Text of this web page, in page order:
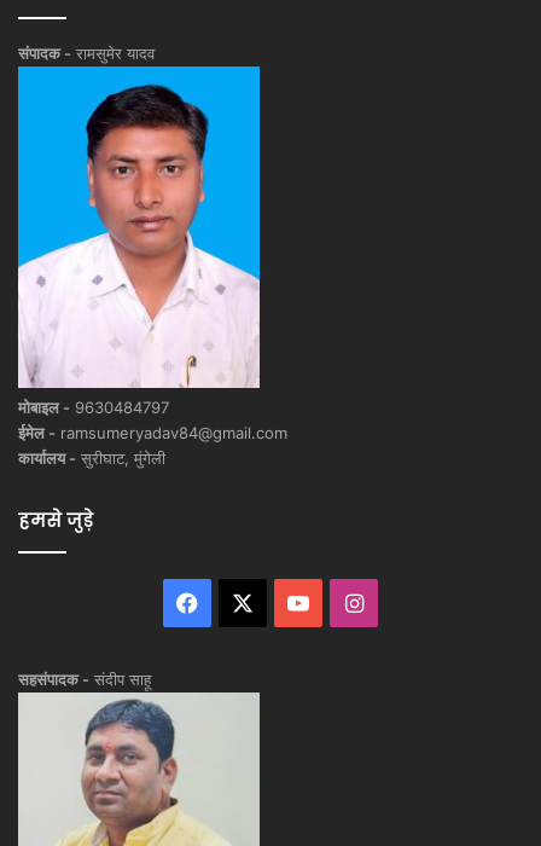
संपादक - रामसुमेर यादव
मोबाइल - 9630484797
ईमेल - ramsumeryadav84@gmail.com
कार्यालय - सुरीघाट, मुंगेली
हमसे जुड़े
Facebook YouTubeInstagram
सहसंपादक - संदीप साहू